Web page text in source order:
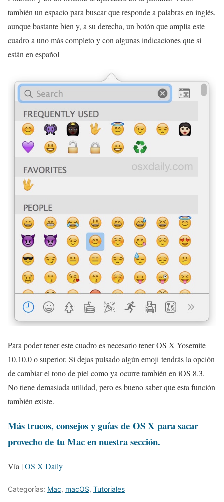
también un espacio para buscar que responde a palabras en inglés,
aunque bastante bien y, a su derecha, un botón que amplía este
cuadro a uno más completo y con algunas indicaciones que sí
están en español
Para poder tener este cuadro es necesario tener OS X Yosemite
10.10.0 o superior. Si dejas pulsado algún emoji tendrás la opción
de cambiar el tono de piel como ya ocurre también en iOS 8.3.
No tiene demasiada utilidad, pero es bueno saber que esta función
también existe.
Más trucos, consejos y guías de OS X para sacar
provecho de tu Mac en nuestra sección.
Vía |OS X Daily
Categorías: Mac, macOS, Tutoriales